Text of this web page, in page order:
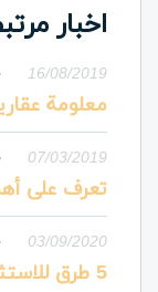
اخبار
16/08/2019
معلومة
07/03/2019
تعرف على
03/09/2020
5 طرق للاستثمار في العقارات في تركيا